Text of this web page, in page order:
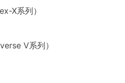
X系列）
V系列）